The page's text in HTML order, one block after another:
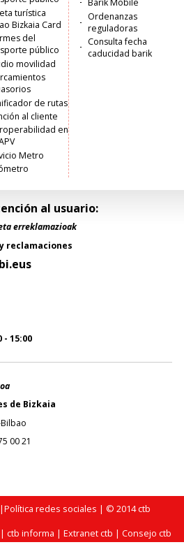
turística
Bizkaia Card
del
público
movilidad
de rutas
al cliente
en
Metro
Barik Mobile
Ordenanzas
reguladoras
Consulta fecha
caducidad barik
al usuario:
erreklamazioak
reclamaciones
- 15:00
de Bizkaia
00 21
|Política redes sociales | © 2014 ctb
|ctb informa |Extranet ctb |Consejo ctb